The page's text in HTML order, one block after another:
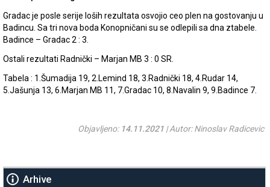
Gradac je posle serije loših rezultata osvojio ceo plen na gostovanju u
Badincu. Sa tri nova boda Konopničani su se odlepili sa dna ztabele.
Badince – Gradac 2 : 3.
Ostali rezultati Radnički – Marjan MB 3 : 0 SR.
Tabela : 1.Šumadija 19, 2.Lemind 18, 3.Radnički 18, 4.Rudar 14,
5.Jašunja 13, 6.Marjan MB 11, 7.Gradac 10, 8.Navalin 9, 9.Badince 7.
Objavljeno: 14.11.2021 | Autor: Ninoslav Radicevic
Arhive